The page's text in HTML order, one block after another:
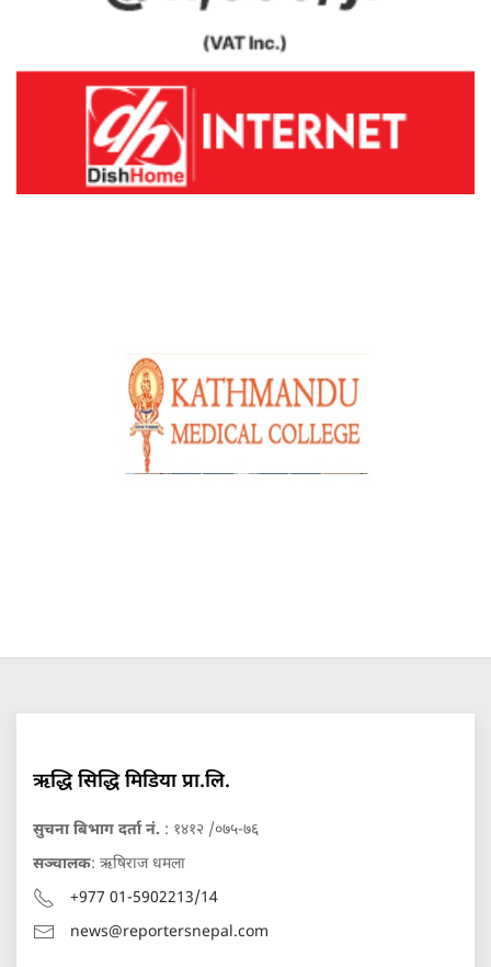
ऋद्धि सिद्धि मिडिया प्रा.लि.
सुचना बिभाग दर्ता नं. : १४१२ /०७५-७६
सञ्चालक: ऋषिराज धमला
+977 01-5902213/14
news@reportersnepal.com